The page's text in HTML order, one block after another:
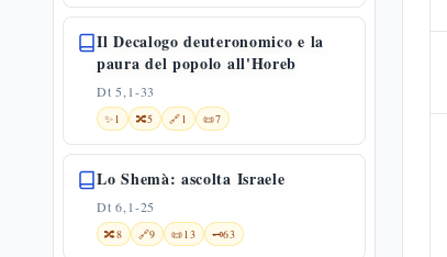
Il Decalogo deuteronomico e la
paura del popolo all'Horeb
Dt 5,1-33
✨1 🔀5 🔗1 📜7
Lo Shemà: ascolta Israele
Dt 6,1-25
🔀8 🔗9 📜13 🗝️63